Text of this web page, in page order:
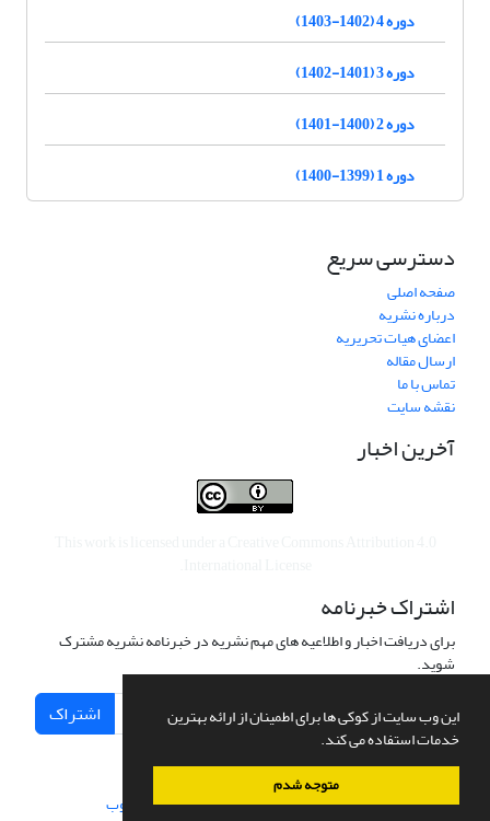
این وب سایت از کوکی ها برای اطمینان از ارائه بهترین
خدمات استفاده می کند.
متوجه شدم
دوره 4 (1402-1403)
دوره 3 (1401-1402)
دوره 2 (1400-1401)
دوره 1 (1399-1400)
دسترسی سریع
صفحه اصلی
درباره نشریه
اعضای هیات تحریریه
ارسال مقاله
تماس با ما
نقشه سایت
آخرین اخبار
اشتراک خبرنامه
برای دریافت اخبار و اطلاعیه های مهم نشریه در خبرنامه نشریه مشترک
شوید.
اشتراک
سامانه مدیریت نشریات علمی.طراحی و پیاده سازی از سیناوب